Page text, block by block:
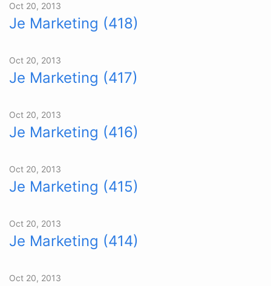
Oct 20, 2013
Je Marketing (418)
Oct 20, 2013
Je Marketing (417)
Oct 20, 2013
Je Marketing (416)
Oct 20, 2013
Je Marketing (415)
Oct 20, 2013
Je Marketing (414)
Oct 20, 2013